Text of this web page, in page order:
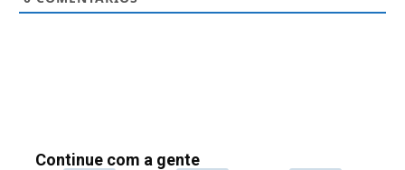
Continue com a gente